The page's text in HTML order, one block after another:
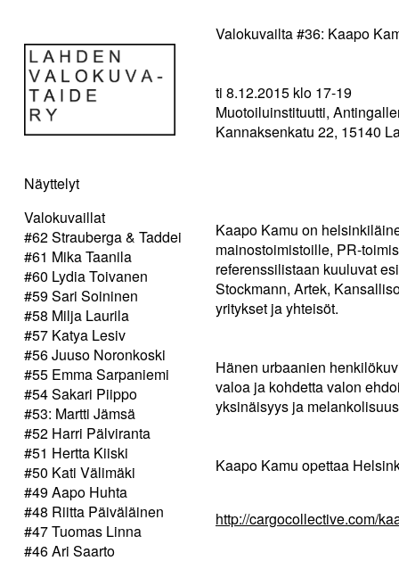
Näyttelyt
Valokuvaillat
#62 Strauberga & Taddei
#61 Mika Taanila
#60 Lydia Toivanen
#59 Sari Soininen
#58 Milja Laurila
#57 Katya Lesiv
#56 Juuso Noronkoski
#55 Emma Sarpaniemi
#54 Sakari Piippo
#53: Martti Jämsä
#52 Harri Pälviranta
#51 Hertta Kiiski
#50 Kati Välimäki
#49 Aapo Huhta
#48 Riitta Päiväläinen
#47 Tuomas Linna
#46 Ari Saarto
Valokuvailta #36: Kaapo
ti 8.12.2015 klo 17-19
Muotoiluinstituutti,
Kannaksenkatu 22, 15140
Kaapo Kamu on
mainostoimistoille, PR-
referenssilistaan kuuluvat
Stockmann, Artek,
yritykset ja yhteisöt.
Hänen urbaanien
valoa ja kohdetta valon
yksinäisyys ja
Kaapo Kamu opettaa
http://cargocollective.com/